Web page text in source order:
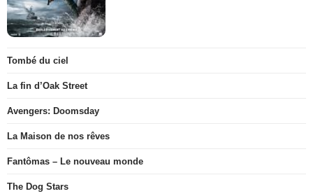
Tombé du ciel
La fin d’Oak Street
Avengers: Doomsday
La Maison de nos rêves
Fantômas – Le nouveau monde
The Dog Stars